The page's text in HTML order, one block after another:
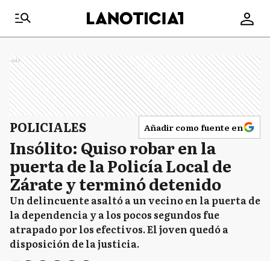
Ads
POLICIALES Añadir como fuente en
Insólito: Quiso robar en la
puerta de la Policía Local de
Zárate y terminó detenido
Un delincuente asaltó a un vecino en la puerta de
la dependencia y a los pocos segundos fue
atrapado por los efectivos. El joven quedó a
disposición de la justicia.